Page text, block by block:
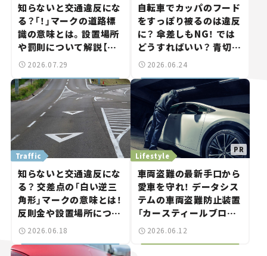
知らないと交通違反にな
る？「！」マークの道路標
識の意味とは。設置場所
や罰則について解説【ク
ルマの知識】
2026.07.29
自転車でカッパのフード
をすっぽり被るのは違反
に？ 傘差しもNG！ では
どうすればいい？ 青切符
の対象や反則金を解説
2026.06.24
Traffic
知らないと交通違反にな
る？ 交差点の「白い逆三
角形」マークの意味とは！
反則金や設置場所につい
て解説【クルマの知識】
2026.06.18
Lifestyle
車両盗難の最新手口から
愛車を守れ！ データシス
テムの車両盗難防止装置
「カースティールブロッ
カーSOS820」は“ゲー
2026.06.12